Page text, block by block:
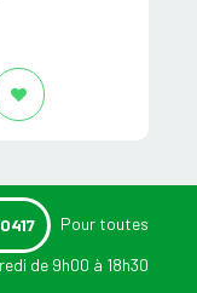
Pour toutes
de 9h00 à 18h30